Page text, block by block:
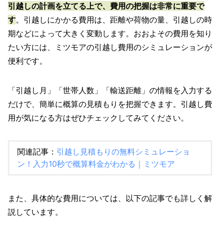
引越しの計画を立てる上で、費用の把握は非常に重要で
す。引越しにかかる費用は、距離や荷物の量、引越しの時
期などによって大きく変動します。おおよその費用を知り
たい方には、ミツモアの引越し費用のシミュレーションが
便利です。
「引越し月」「世帯人数」「輸送距離」の情報を入力する
だけで、簡単に概算の見積もりを把握できます。引越し費
用が気になる方はぜひチェックしてみてください。
関連記事： 引越し見積もりの無料シミュレーショ
ン！入力10秒で概算料金がわかる｜ミツモア
また、具体的な費用については、以下の記事でも詳しく解
説しています。